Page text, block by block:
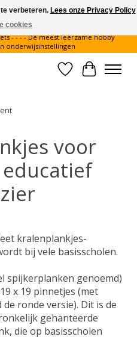
- - Legvoorbeelden gratis te
- - - - De meest leerzame hobby
onderwijsinstellingen
Verlanglijst
voor
kralenplankjes-
bij vele basisscholen.
spijkerplanken genoemd)
x 19 pinnetjes (met
ronde versie). Dit is de
gehanteerde
die op basisscholen
verbeteren. Lees onze Privacy Policy
cookies